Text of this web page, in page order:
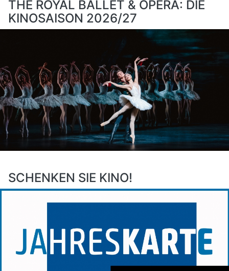
THE ROYAL BALLET & OPERA: DIE
KINOSAISON 2026/27
SCHENKEN SIE KINO!